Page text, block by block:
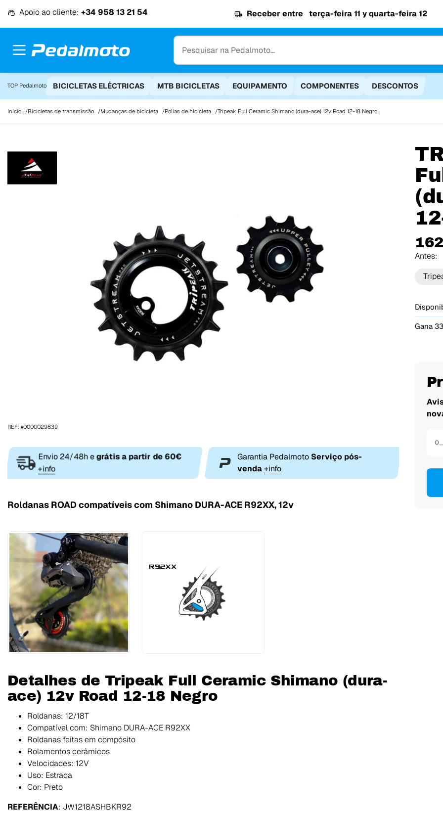
Apoio ao cliente: +34 958 13 21 54 Receber entre terça-feira 11 y quarta-feira 12
TOP Pedalmoto BICICLETAS ELÉCTRICAS MTB BICICLETAS EQUIPAMENTO COMPONENTES DESCONTOS
Início Bicicletas de transmissão Mudanças de bicicleta Polias de bicicleta Tripeak Full Ceramic Shimano (dura-ace) 12v Road 12-18 Negro
Antes:
Gana
REF: #0000029839
Envio 24/48h egrátis a partir de 60€
+info
Garantia Pedalmoto Serviço pós-
venda +info
Roldanas ROAD compatíveis com Shimano DURA-ACE R92XX, 12v
Detalhes de Tripeak Full Ceramic Shimano (dura-
ace) 12v Road 12-18 Negro
Roldanas: 12/18T
Compatível com: Shimano DURA-ACE R92XX
Roldanas feitas em compósito
Rolamentos cerâmicos
Velocidades: 12V
Uso: Estrada
Cor: Preto
REFERÊNCIA: JW1218ASHBKR92